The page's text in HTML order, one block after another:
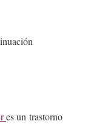
es un trastorno